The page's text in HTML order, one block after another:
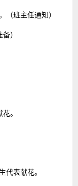
（班主任通知）
）
。
代表献花。